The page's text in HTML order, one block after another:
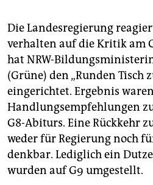
Die Landesregierung
verhalten auf die Kritik am
hat NRW-
(Grüne) den „Runden Tisch
eingerichtet. Ergebnis waren
Handlungsempfehlungen
G8-Abiturs. Eine Rückkehr
weder für Regierung noch
denkbar. Lediglich ein
wurden auf G9 umgestellt.